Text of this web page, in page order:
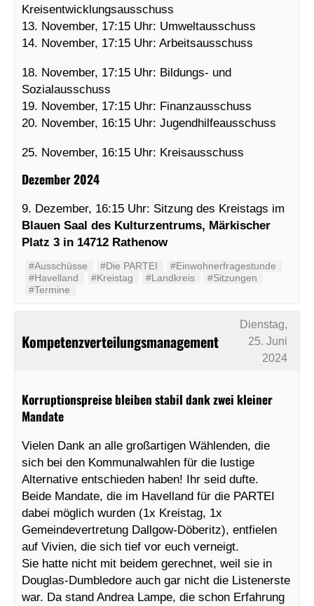
Kreisentwicklungsausschuss
13. November, 17:15 Uhr: Umweltausschuss
14. November, 17:15 Uhr: Arbeitsausschuss
18. November, 17:15 Uhr: Bildungs- und
Sozialausschuss
19. November, 17:15 Uhr: Finanzausschuss
20. November, 16:15 Uhr: Jugendhilfeausschuss
25. November, 16:15 Uhr: Kreisausschuss
Dezember 2024
9. Dezember, 16:15 Uhr: Sitzung des Kreistags im
Blauen Saal des Kulturzentrums, Märkischer
Platz 3 in 14712 Rathenow
#Ausschüsse #Die PARTEI
#Einwohnerfragestunde
#Havelland
#Kreistag #Landkreis
#Sitzungen
#Termine
Kompetenzverteilungsmanagement
Dienstag,
25. Juni
2024
Korruptionspreise bleiben stabil dank zwei kleiner
Mandate
Vielen Dank an alle großartigen Wählenden, die
sich bei den Kommunalwahlen für die lustige
Alternative entschieden haben! Ihr seid dufte.
Beide Mandate, die im Havelland für die PARTEI
dabei möglich wurden (1x Kreistag, 1x
Gemeindevertretung Dallgow-Döberitz), entfielen
auf Vivien, die sich tief vor euch verneigt.
Sie hatte nicht mit beidem gerechnet, weil sie in
Douglas-Dumbledore auch gar nicht die Listenerste
war. Da stand Andrea Lampe, die schon Erfahrung